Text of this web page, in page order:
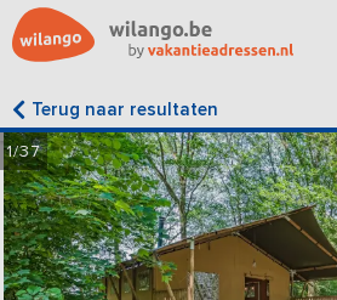
Terug naar resultaten
1/37